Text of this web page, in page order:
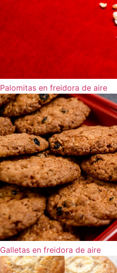
Palomitas en freidora de aire
Galletas en freidora de aire